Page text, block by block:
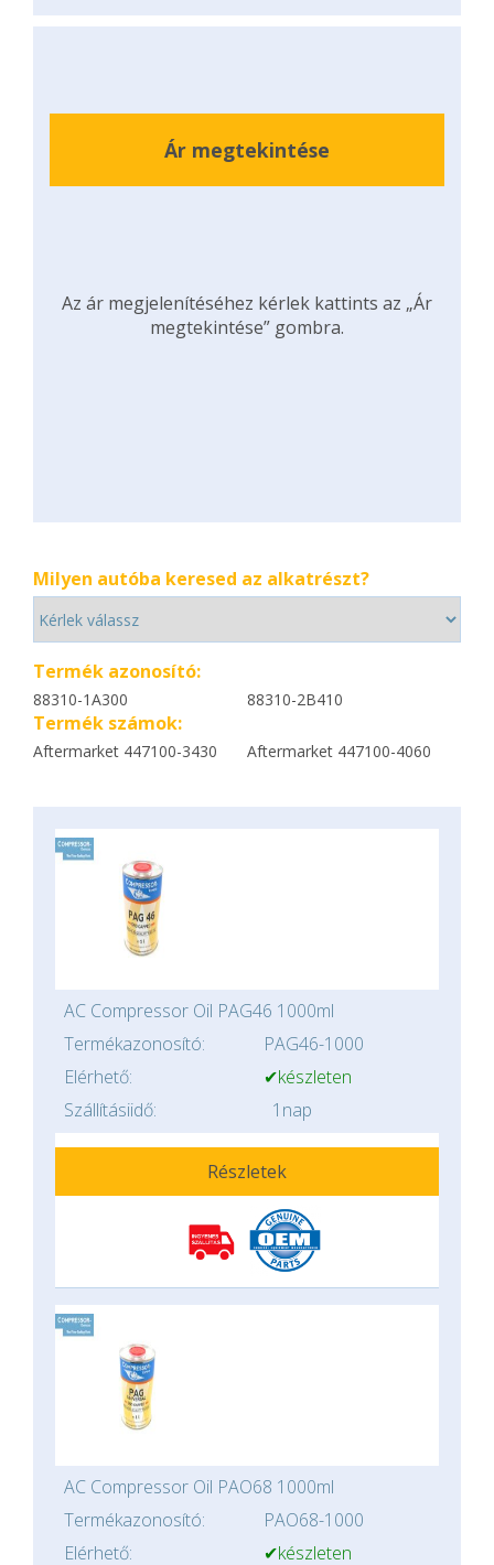
Ár megtekintése
Az ár megjelenítéséhez kérlek kattints az „Ár
megtekintése” gombra.
Milyen autóba keresed az alkatrészt?
Termék azonosító:
88310-1A300 88310-2B410
Termék számok:
Aftermarket 447100-3430 Aftermarket 447100-4060
AC Compressor Oil PAG46 1000ml
Termékazonosító:
PAG46-1000
Elérhető:
✔készleten
Szállításiidő:
1nap
Részletek
AC Compressor Oil PAO68 1000ml
Termékazonosító:
PAO68-1000
Elérhető:
✔készleten